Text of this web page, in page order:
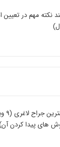
نکته مهم در
های پیدا کردن